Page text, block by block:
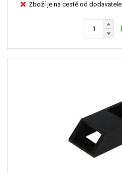
Zboží je na cestě od dodavatele